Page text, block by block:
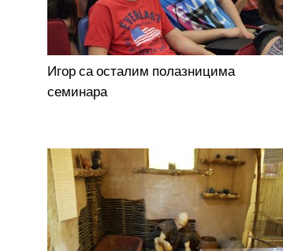
Игор са осталим полазницима
семинара